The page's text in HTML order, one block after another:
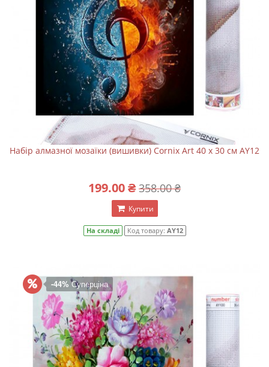
Набір алмазної мозаїки (вишивки) Cornix Art 40 x 30 см AY12
199.00 ₴ 358.00 ₴
Купити
На складі Код товару: AY12
-44%Суперціна